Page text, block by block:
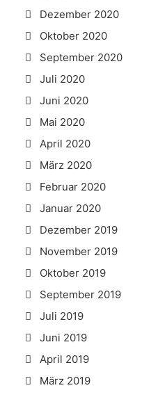
Dezember 2020
Oktober 2020
September 2020
Juli 2020
Juni 2020
Mai 2020
April 2020
März 2020
Februar 2020
Januar 2020
Dezember 2019
November 2019
Oktober 2019
September 2019
Juli 2019
Juni 2019
April 2019
März 2019